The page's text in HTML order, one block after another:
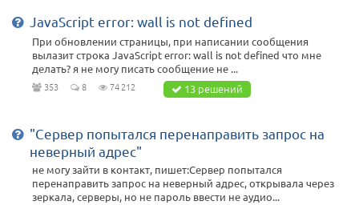
JavaScript error: wall is not defined
При обновлении страницы, при написании сообщения
вылазит строка JavaScript error: wall is not defined что мне
делать? я не могу писать сообщение не ...
353 8 74 212 13 решений
"Сервер попытался перенаправить запрос на
неверный адрес"
не могу зайти в контакт, пишет:Сервер попытался
перенаправить запрос на неверный адрес, открывала через
зеркала, серверы, но не пароль ввести не аудио...